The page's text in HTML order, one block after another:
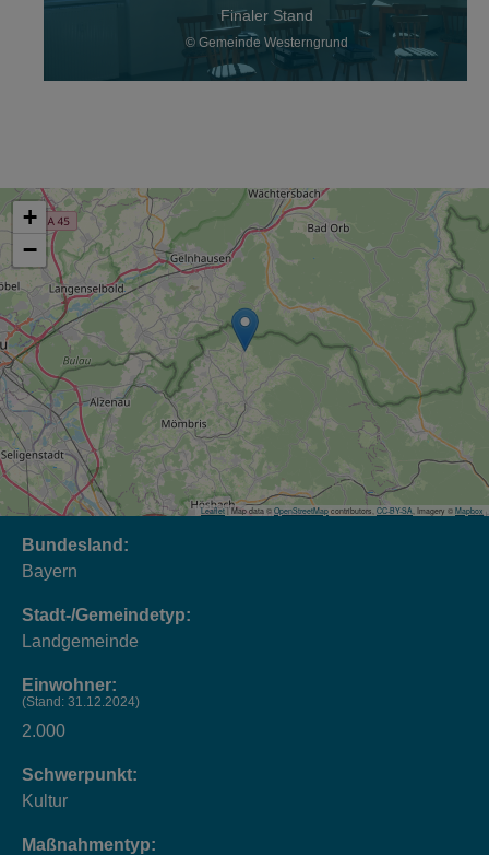
Finaler Stand
© Gemeinde Westerngrund
+
−
Leaflet| Map data © OpenStreetMap contributors, CC-BY-SA, Imagery © Mapbox
Bundesland:
Bayern
Stadt-/Gemeindetyp:
Landgemeinde
Einwohner:
(Stand: 31.12.2024)
2.000
Schwerpunkt:
Kultur
Maßnahmentyp: